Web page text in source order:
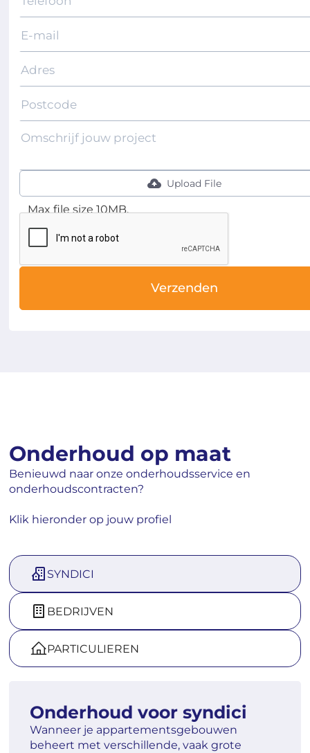
Upload File
Max file size 10MB.
Onderhoud op maat
Benieuwd naar onze onderhoudsservice en
onderhoudscontracten?
Klik hieronder op jouw profiel
SYNDICI
BEDRIJVEN
PARTICULIEREN
Onderhoud voor syndici
Wanneer je appartementsgebouwen
beheert met verschillende, vaak grote